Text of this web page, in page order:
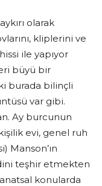
olarak
kliplerini ve
ile yapıyor
büyü bir
burada bilinçli
var gibi.
Ay burcunun
evi, genel ruh
Manson’ın
teşhir etmekten
konularda